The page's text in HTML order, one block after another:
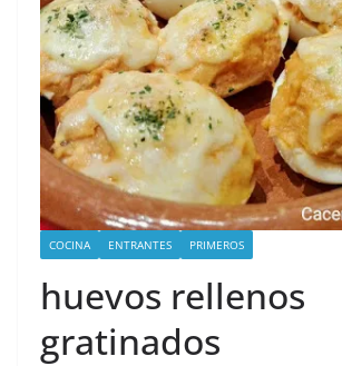
COCINA ENTRANTES PRIMEROS
huevos rellenos
gratinados